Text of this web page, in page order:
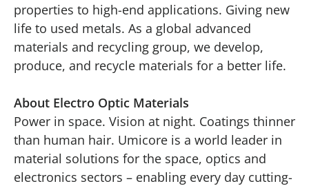
properties to high-end applications. Giving new
life to used metals. As a global advanced
materials and recycling group, we develop,
produce, and recycle materials for a better life.
About Electro Optic Materials
Power in space. Vision at night. Coatings thinner
than human hair. Umicore is a world leader in
material solutions for the space, optics and
electronics sectors – enabling every day cutting-